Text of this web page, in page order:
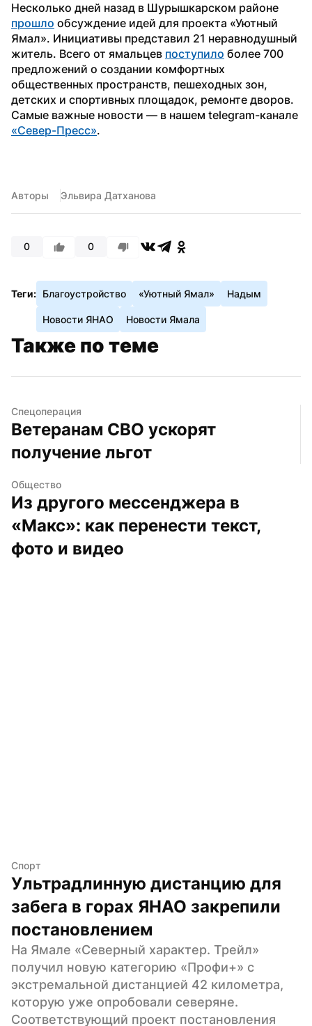
прошло обсуждение идей для проекта «Уютный
Ямал». Инициативы представил 21 неравнодушный
житель. Всего от ямальцев поступило более 700
предложений о создании комфортных
общественных пространств, пешеходных зон,
детских и спортивных площадок, ремонте дворов.
«Север-Пресс».
Авторы Эльвира Датханова
0 0
Теги: Благоустройство «Уютный Ямал» Надым
Новости ЯНАО Новости Ямала
Также по теме
Спецоперация
Ветеранам СВО ускорят
получение льгот
Общество
Из другого мессенджера в
«Макс»: как перенести текст,
фото и видео
Спорт
Ультрадлинную дистанцию для
забега в горах ЯНАО закрепили
постановлением
На Ямале «Северный характер. Трейл»
получил новую категорию «Профи+» с
экстремальной дистанцией 42 километра,
которую уже опробовали северяне.
Соответствующий проект постановления